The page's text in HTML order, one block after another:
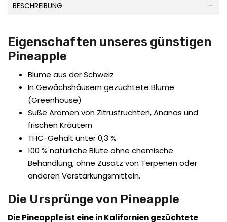
BESCHREIBUNG
Eigenschaften unseres günstigen
Pineapple
Blume aus der Schweiz
In Gewächshäusern gezüchtete Blume
(Greenhouse)
Süße Aromen von Zitrusfrüchten, Ananas und
frischen Kräutern
THC-Gehalt unter 0,3 %
100 % natürliche Blüte ohne chemische
Behandlung, ohne Zusatz von Terpenen oder
anderen Verstärkungsmitteln.
Die Ursprünge von Pineapple
Die Pineapple ist eine in Kalifornien gezüchtete